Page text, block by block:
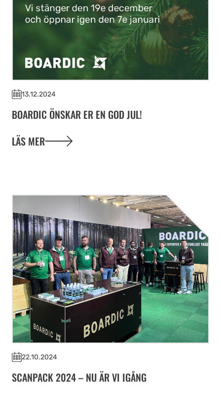
13.12.2024
BOARDIC ÖNSKAR ER EN GOD JUL!
LÄS MER
22.10.2024
SCANPACK 2024 – NU ÄR VI IGÅNG